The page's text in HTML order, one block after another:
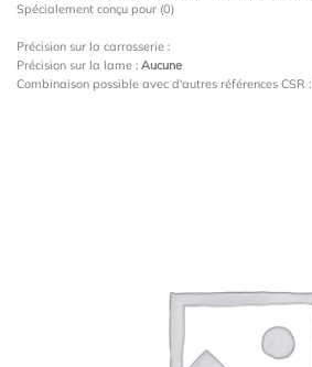
Spécialement conçu pour (0)
Précision sur la carrosserie :
Précision sur la lame : Aucune
Combinaison possible avec d'autres références CSR :